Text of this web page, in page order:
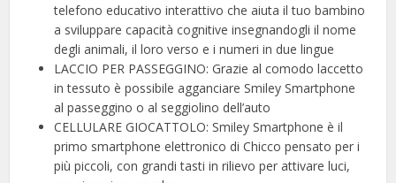
telefono educativo interattivo che aiuta il tuo bambino
a sviluppare capacità cognitive insegnandogli il nome
degli animali, il loro verso e i numeri in due lingue
LACCIO PER PASSEGGINO: Grazie al comodo laccetto
in tessuto è possibile agganciare Smiley Smartphone
al passeggino o al seggiolino dell’auto
CELLULARE GIOCATTOLO: Smiley Smartphone è il
primo smartphone elettronico di Chicco pensato per i
più piccoli, con grandi tasti in rilievo per attivare luci,